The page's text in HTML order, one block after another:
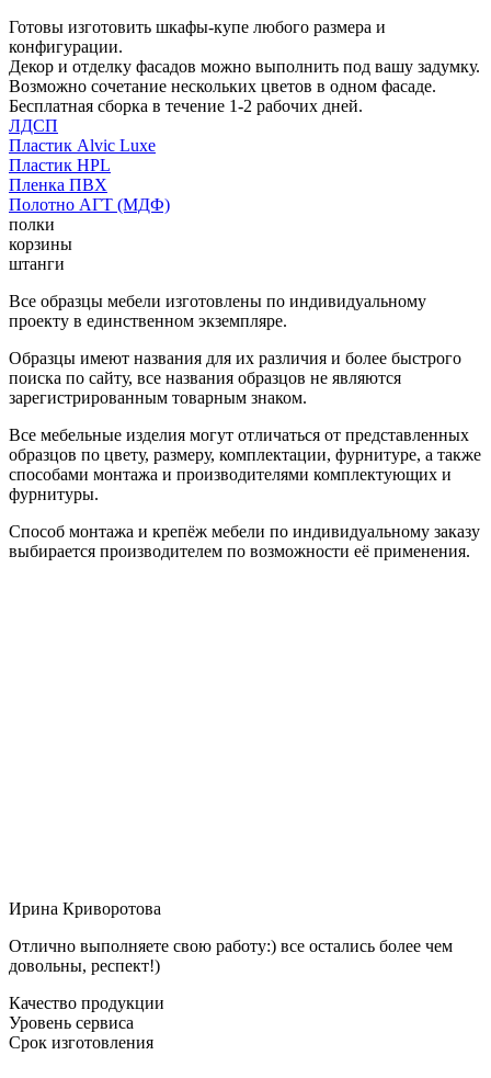
Готовы изготовить шкафы-купе любого размера и
конфигурации.
Декор и отделку фасадов можно выполнить под вашу задумку.
Возможно сочетание нескольких цветов в одном фасаде.
Бесплатная сборка в течение 1-2 рабочих дней.
ЛДСП
Пластик Alvic Luxe
Пластик HPL
Пленка ПВХ
Полотно АГТ (МДФ)
полки
корзины
штанги
Все образцы мебели изготовлены по индивидуальному
проекту в единственном экземпляре.
Образцы имеют названия для их различия и более быстрого
поиска по сайту, все названия образцов не являются
зарегистрированным товарным знаком.
Все мебельные изделия могут отличаться от представленных
образцов по цвету, размеру, комплектации, фурнитуре, а также
способами монтажа и производителями комплектующих и
фурнитуры.
Способ монтажа и крепёж мебели по индивидуальному заказу
выбирается производителем по возможности её применения.
Ирина Криворотова
Отлично выполняете свою работу:) все остались более чем
довольны, респект!)
Качество продукции
Уровень сервиса
Срок изготовления